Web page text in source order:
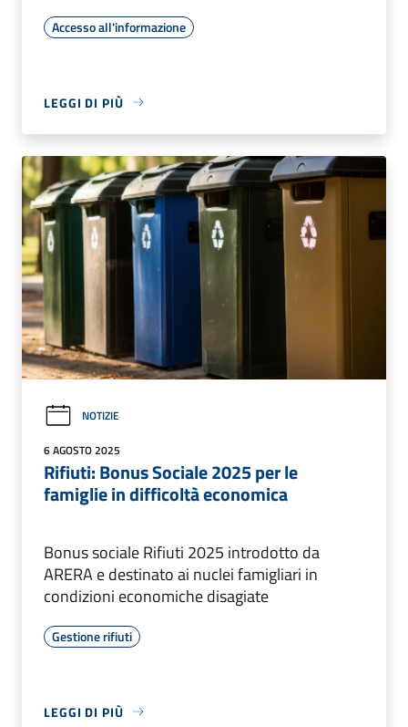
Accesso all'informazione
LEGGI DI PIÙ
NOTIZIE
6 AGOSTO 2025
Rifiuti: Bonus Sociale 2025 per le
famiglie in difficoltà economica
Bonus sociale Rifiuti 2025 introdotto da
ARERA e destinato ai nuclei famigliari in
condizioni economiche disagiate
Gestione rifiuti
LEGGI DI PIÙ